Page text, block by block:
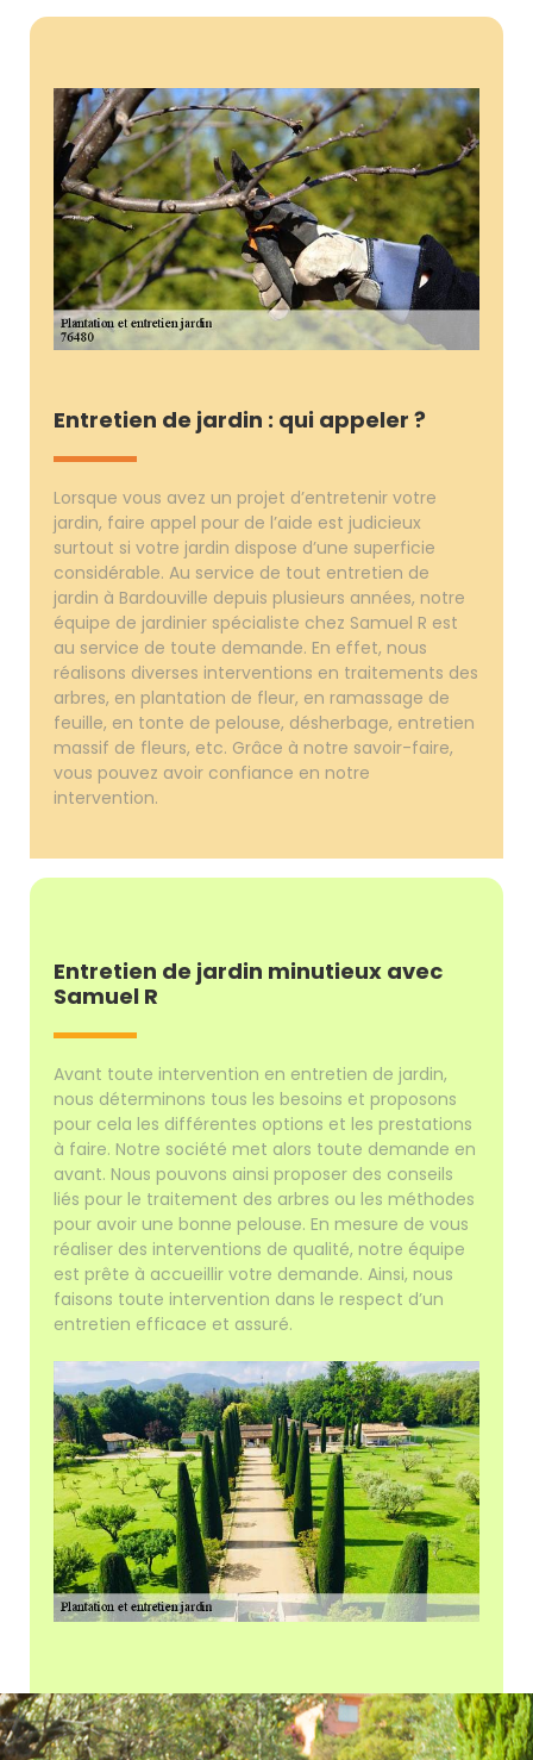
Entretien de jardin : qui appeler ?
Lorsque vous avez un projet d’entretenir votre
jardin, faire appel pour de l’aide est judicieux
surtout si votre jardin dispose d’une superficie
considérable. Au service de tout entretien de
jardin à Bardouville depuis plusieurs années, notre
équipe de jardinier spécialiste chez Samuel R est
au service de toute demande. En effet, nous
réalisons diverses interventions en traitements des
arbres, en plantation de fleur, en ramassage de
feuille, en tonte de pelouse, désherbage, entretien
massif de fleurs, etc. Grâce à notre savoir-faire,
vous pouvez avoir confiance en notre
intervention.
Entretien de jardin minutieux avec
Samuel R
Avant toute intervention en entretien de jardin,
nous déterminons tous les besoins et proposons
pour cela les différentes options et les prestations
à faire. Notre société met alors toute demande en
avant. Nous pouvons ainsi proposer des conseils
liés pour le traitement des arbres ou les méthodes
pour avoir une bonne pelouse. En mesure de vous
réaliser des interventions de qualité, notre équipe
est prête à accueillir votre demande. Ainsi, nous
faisons toute intervention dans le respect d’un
entretien efficace et assuré.